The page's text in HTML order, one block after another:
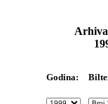
Godina: